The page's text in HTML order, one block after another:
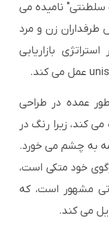
نامیده می
طرفداران زن و مرد
بازاریابی
عمده در طراحی
کند، زیرا رنگ در
به چشم می خورد.
خود متکی است،
مشهور است، که
می کند.